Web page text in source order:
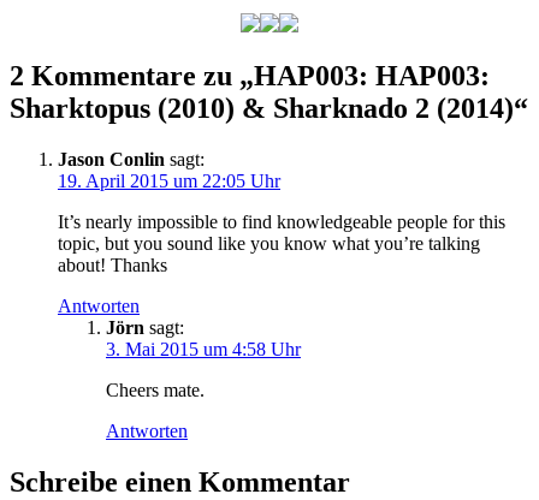
2 Kommentare zu „HAP003: HAP003:
Sharktopus (2010) & Sharknado 2 (2014)“
Jason Conlin sagt:
19. April 2015 um 22:05 Uhr
It’s nearly impossible to find knowledgeable people for this
topic, but you sound like you know what you’re talking
about! Thanks
Antworten
Jörn sagt:
3. Mai 2015 um 4:58 Uhr
Cheers mate.
Antworten
Schreibe einen Kommentar